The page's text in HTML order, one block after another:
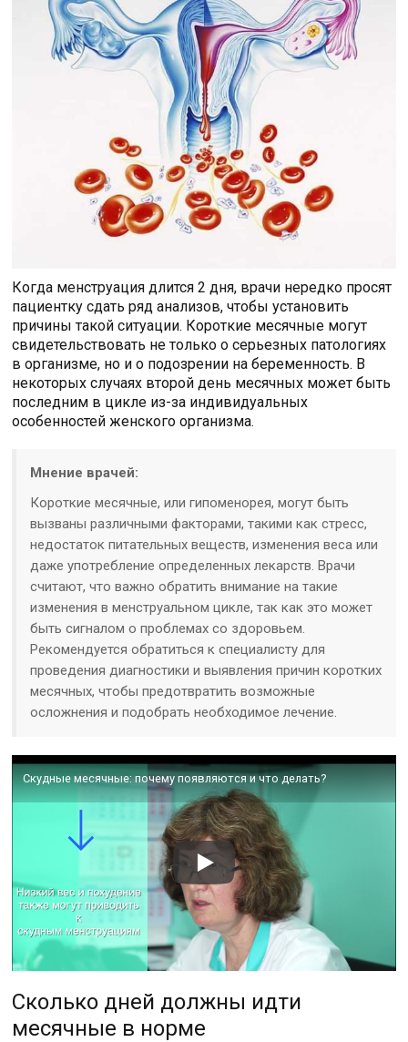
Когда менструация длится 2 дня, врачи нередко просят
пациентку сдать ряд анализов, чтобы установить
причины такой ситуации. Короткие месячные могут
свидетельствовать не только о серьезных патологиях
в организме, но и о подозрении на беременность. В
некоторых случаях второй день месячных может быть
последним в цикле из-за индивидуальных
особенностей женского организма.
Мнение врачей:
Короткие месячные, или гипоменорея, могут быть
вызваны различными факторами, такими как стресс,
недостаток питательных веществ, изменения веса или
даже употребление определенных лекарств. Врачи
считают, что важно обратить внимание на такие
изменения в менструальном цикле, так как это может
быть сигналом о проблемах со здоровьем.
Рекомендуется обратиться к специалисту для
проведения диагностики и выявления причин коротких
месячных, чтобы предотвратить возможные
осложнения и подобрать необходимое лечение.
Скудные месячные: почему появляются и что делать?
Сколько дней должны идти
месячные в норме